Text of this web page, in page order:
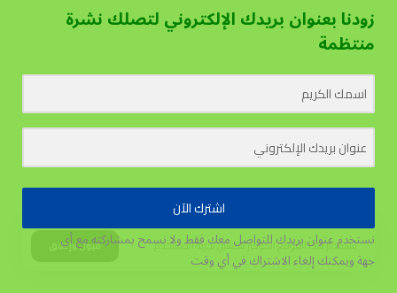
يستخدم هذا الموقع الكوكيز لتحسين تجربة المستخدم. قبول وإغلاق
زودنا بعنوان بريدك الإلكتروني لتصلك نشرة
منتظمة
اشترك الآن
نستخدم عنوان بريدك للتواصل معك فقط ولا نسمح بمشاركته مع أي
جهةويمكنك إلغاء الاشتراك في أي وقت